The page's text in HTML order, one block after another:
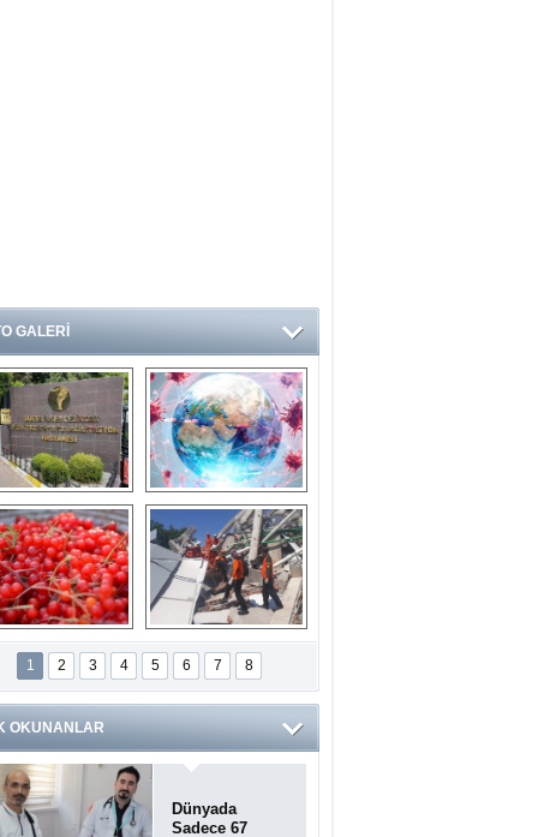
GALERİ
burası da bir
devlet hastanesi
14 soruda
Koronavirüs
hakkında kendinizi
test edin...
meyvesi
koruyor
Endonezya’daki
deprem: Ölü sayısı
bin 203'e yükseldi
1 2 3 4 5 6 7 8
OKUNANLAR
Dünyada
Sadece 67